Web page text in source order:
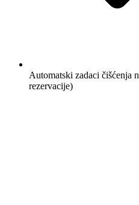
Automatski zadaci čišćenja
rezervacije)